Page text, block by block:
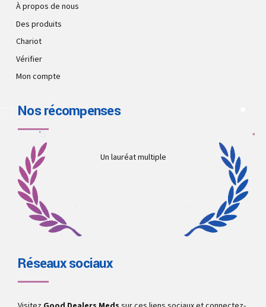
À propos de nous
Des produits
Chariot
Vérifier
Mon compte
Nos récompenses
Un lauréat multiple
Réseaux sociaux